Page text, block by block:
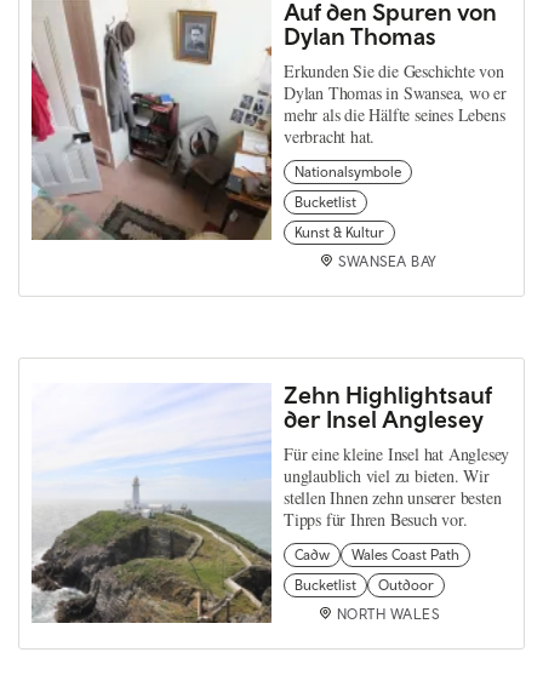
Auf den Spuren von
Dylan Thomas
Erkunden Sie die Geschichte von
Dylan Thomas in Swansea, wo er
mehr als die Hälfte seines Lebens
verbracht hat.
Nationalsymbole
Bucketlist
Kunst & Kultur
SWANSEA BAY
Zehn Highlightsauf
der Insel Anglesey
Für eine kleine Insel hat Anglesey
unglaublich viel zu bieten. Wir
stellen Ihnen zehn unserer besten
Tipps für Ihren Besuch vor.
Cadw
Wales Coast Path
Bucketlist
Outdoor
NORTH WALES